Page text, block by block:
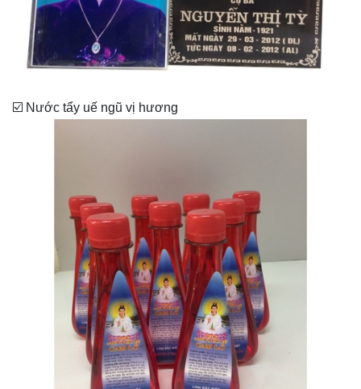
☑️ Nước tẩy uế ngũ vị hương